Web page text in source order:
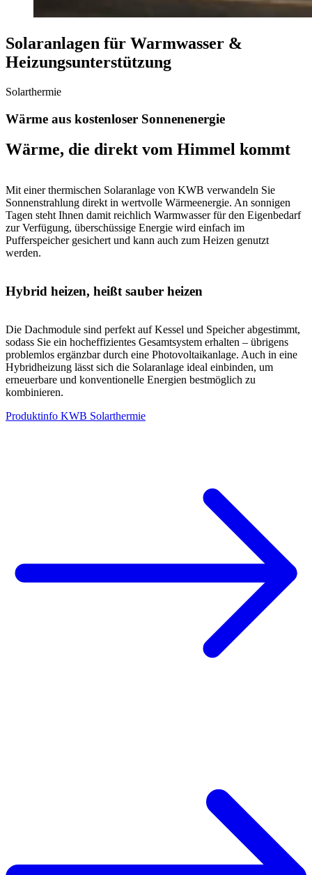
Solaranlagen für Warmwasser &
Heizungsunterstützung
Solarthermie
Wärme aus kostenloser Sonnenenergie
Wärme, die direkt vom Himmel kommt
Mit einer thermischen Solaranlage von KWB verwandeln Sie
Sonnenstrahlung direkt in wertvolle Wärmeenergie. An sonnigen
Tagen steht Ihnen damit reichlich Warmwasser für den Eigenbedarf
zur Verfügung, überschüssige Energie wird einfach im
Pufferspeicher gesichert und kann auch zum Heizen genutzt
werden.
Hybrid heizen, heißt sauber heizen
Die Dachmodule sind perfekt auf Kessel und Speicher abgestimmt,
sodass Sie ein hocheffizientes Gesamtsystem erhalten – übrigens
problemlos ergänzbar durch eine Photovoltaikanlage. Auch in eine
Hybridheizung lässt sich die Solaranlage ideal einbinden, um
erneuerbare und konventionelle Energien bestmöglich zu
kombinieren.
Produktinfo KWB Solarthermie